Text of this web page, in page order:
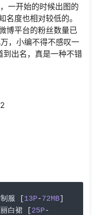
一开始的时候出图的
名度也相对较低的。
博平台的粉丝数量已
，小编不得不感叹一
出名，真是一种不错
服 13P-72MB]
白裙 25P-